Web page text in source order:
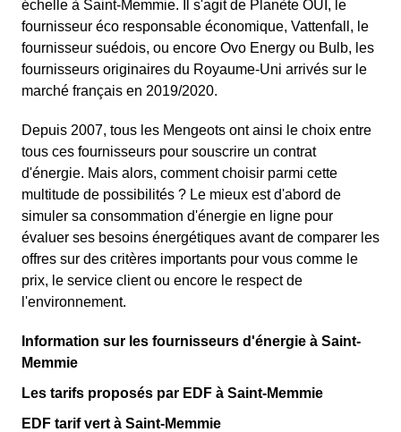
échelle à Saint-Memmie. Il s'agit de Planète OUI, le
fournisseur éco responsable économique, Vattenfall, le
fournisseur suédois, ou encore Ovo Energy ou Bulb, les
fournisseurs originaires du Royaume-Uni arrivés sur le
marché français en 2019/2020.
Depuis 2007, tous les Mengeots ont ainsi le choix entre
tous ces fournisseurs pour souscrire un contrat
d'énergie. Mais alors, comment choisir parmi cette
multitude de possibilités ? Le mieux est d'abord de
simuler sa consommation d'énergie en ligne pour
évaluer ses besoins énergétiques avant de comparer les
offres sur des critères importants pour vous comme le
prix, le service client ou encore le respect de
l'environnement.
Information sur les fournisseurs d'énergie à Saint-
Memmie
Les tarifs proposés par EDF à Saint-Memmie
EDF tarif vert à Saint-Memmie